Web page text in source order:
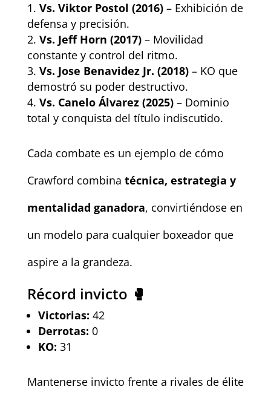
Vs. Viktor Postol (2016)– Exhibición de
defensa y precisión.
Vs. Jeff Horn (2017)– Movilidad
constante y control del ritmo.
Vs. Jose Benavidez Jr. (2018)– KO que
demostró su poder destructivo.
Vs. Canelo Álvarez (2025)– Dominio
total y conquista del título indiscutido.
Cada combate es un ejemplo de cómo
Crawford combina técnica, estrategia y
mentalidad ganadora, convirtiéndose en
un modelo para cualquier boxeador que
aspire a la grandeza.
Récord invicto 🥊
Victorias: 42
Derrotas: 0
KO: 31
Mantenerse invicto frente a rivales de élite